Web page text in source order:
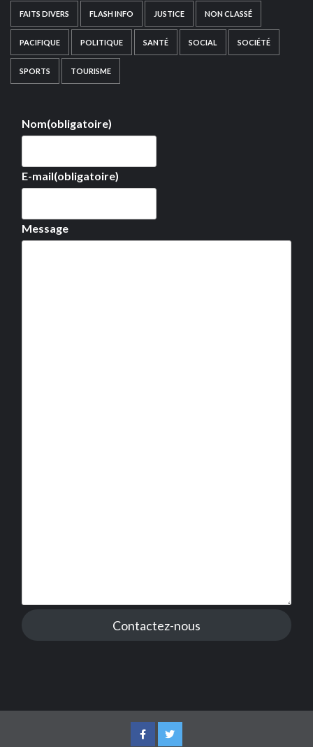
FAITS DIVERS FLASH INFO JUSTICE NON CLASSÉ
PACIFIQUE POLITIQUE SANTÉ SOCIAL SOCIÉTÉ
SPORTS TOURISME
Nom(obligatoire)
E-mail(obligatoire)
Message
Contactez-nous